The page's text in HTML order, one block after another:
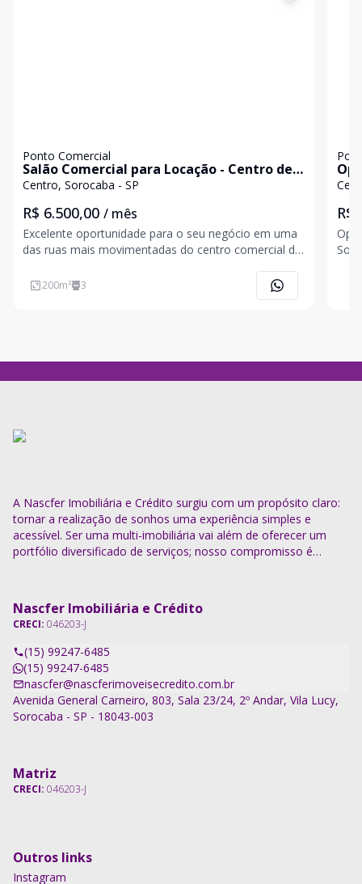
Ponto Comercial
Salão Comercial para Locação - Centro de
Sorocaba | 200 m²
Centro, Sorocaba - SP
R$ 6.500,00 / mês
Excelente oportunidade para o seu negócio em uma
das ruas mais movimentadas do centro comercial da
visibilidade, fluxo de pessoas e versatilidade de uso.
Imóvel tipo sobrado com 200 m² de área total,
200m² 3
R$
Sorocaba!
A Nascfer Imobiliária e Crédito surgiu com um propósito claro:
tornar a realização de sonhos uma experiência simples e
acessível. Ser uma multi-imobiliária vai além de oferecer um
portfólio diversificado de serviços; nosso compromisso é
Nascfer Imobiliária e Crédito
CRECI: 046203-J
(15) 99247-6485
(15) 99247-6485
nascfer@nascferimoveisecredito.com.br
Avenida General Carneiro, 803, Sala 23/24, 2º Andar, Vila Lucy,
Sorocaba - SP - 18043-003
Matriz
CRECI: 046203-J
Outros links
Instagram